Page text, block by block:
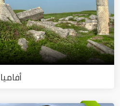
أفاميا